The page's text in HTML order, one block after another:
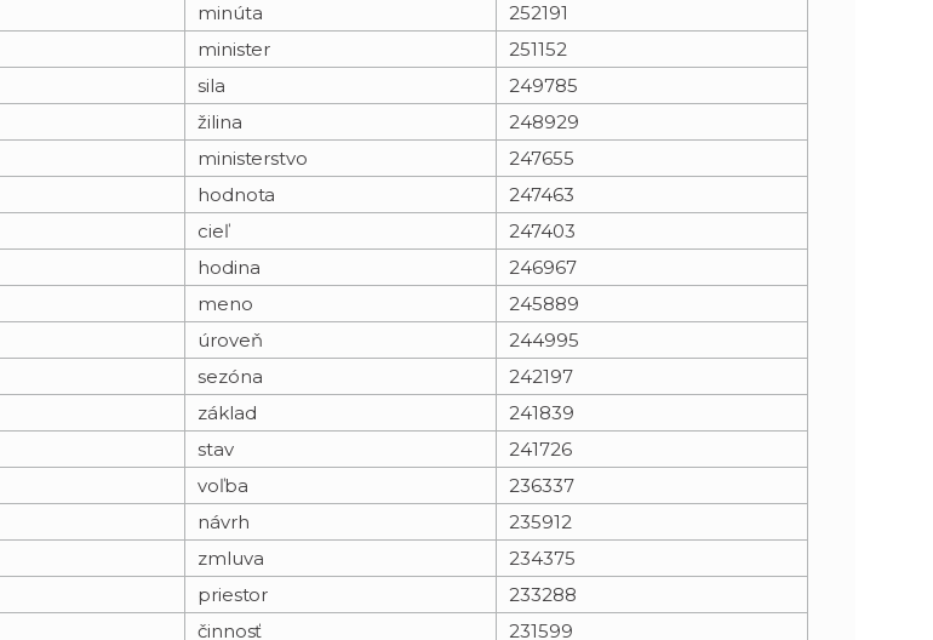
minúta
252191
minister
251152
sila
249785
žilina
248929
ministerstvo
247655
hodnota
247463
cieľ
247403
hodina
246967
meno
245889
úroveň
244995
sezóna
242197
základ
241839
stav
241726
voľba
236337
návrh
235912
zmluva
234375
priestor
233288
činnosť 231599